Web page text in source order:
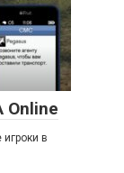
Online
в